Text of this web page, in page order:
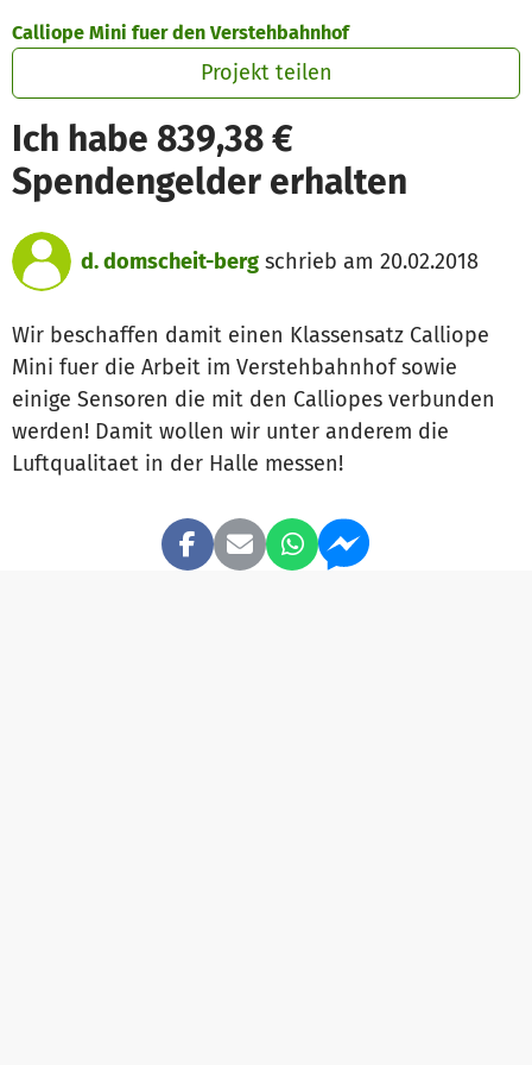
Calliope Mini fuer den Verstehbahnhof
Projekt teilen
Ich habe 839,38 €
Spendengelder erhalten
d. domscheit-berg schrieb am 20.02.2018
Wir beschaffen damit einen Klassensatz Calliope
Mini fuer die Arbeit im Verstehbahnhof sowie
einige Sensoren die mit den Calliopes verbunden
werden! Damit wollen wir unter anderem die
Luftqualitaet in der Halle messen!